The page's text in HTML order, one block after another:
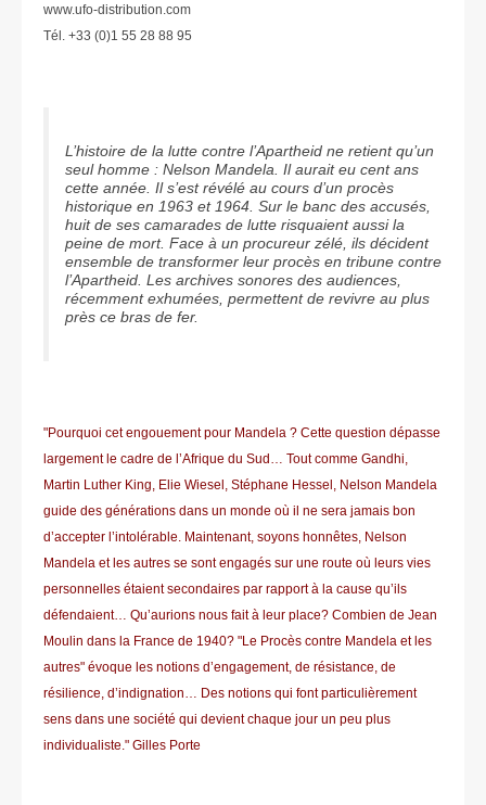
www.ufo-distribution.com
Tél. +33 (0)1 55 28 88 95
L’histoire de la lutte contre l’Apartheid ne retient qu’un
seul homme : Nelson Mandela. Il aurait eu cent ans
cette année. Il s’est révélé au cours d’un procès
historique en 1963 et 1964. Sur le banc des accusés,
huit de ses camarades de lutte risquaient aussi la
peine de mort. Face à un procureur zélé, ils décident
ensemble de transformer leur procès en tribune contre
l’Apartheid. Les archives sonores des audiences,
récemment exhumées, permettent de revivre au plus
près ce bras de fer.
"Pourquoi cet engouement pour Mandela ? Cette question dépasse
largement le cadre de l’Afrique du Sud… Tout comme Gandhi,
Martin Luther King, Elie Wiesel, Stéphane Hessel, Nelson Mandela
guide des générations dans un monde où il ne sera jamais bon
d’accepter l’intolérable. Maintenant, soyons honnêtes, Nelson
Mandela et les autres se sont engagés sur une route où leurs vies
personnelles étaient secondaires par rapport à la cause qu’ils
défendaient… Qu’aurions nous fait à leur place? Combien de Jean
Moulin dans la France de 1940? "Le Procès contre Mandela et les
autres" évoque les notions d’engagement, de résistance, de
résilience, d’indignation… Des notions qui font particulièrement
sens dans une société qui devient chaque jour un peu plus
individualiste." Gilles Porte